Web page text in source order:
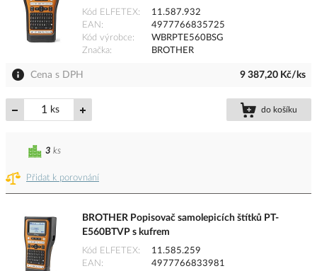
Kód ELFETEX
11.587.932
EAN
4977766835725
Kód výrobce
WBRPTE560BSG
Značka
BROTHER
Cena s DPH 9 387,20 Kč/ks
ks do košíku
Přidat k porovnání
3 ks
BROTHER Popisovač samolepicích štítků PT-
E560BTVP s kufrem
Kód ELFETEX
11.585.259
EAN
4977766833981